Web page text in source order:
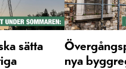
sätta
nya